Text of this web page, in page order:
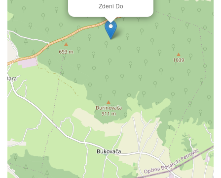
Zdeni Do